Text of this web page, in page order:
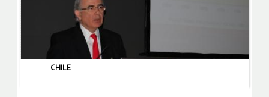
CHILE